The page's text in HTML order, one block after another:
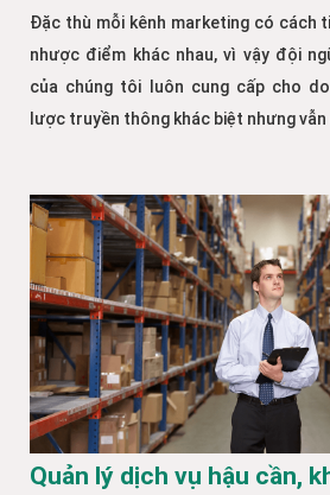
Đặc thù mỗi kênh marketing có cách
nhược điểm khác nhau, vì vậy đội
của chúng tôi luôn cung cấp cho
lược truyền thông khác biệt nhưng
Quản lý dịch vụ hậu cần,